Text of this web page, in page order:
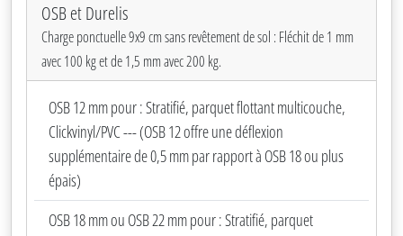
OSB et Durelis
Charge ponctuelle 9x9 cm sans revêtement de sol : Fléchit de 1 mm
avec 100 kg et de 1,5 mm avec 200 kg.
OSB 12 mm pour : Stratifié, parquet flottant multicouche,
Clickvinyl/PVC --- (OSB 12 offre une déflexion
supplémentaire de 0,5 mm par rapport à OSB 18 ou plus
épais)
OSB 18 mm ou OSB 22 mm pour : Stratifié, parquet